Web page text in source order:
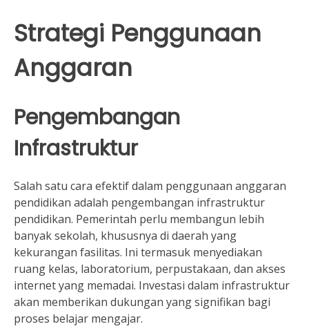
Strategi Penggunaan
Anggaran
Pengembangan
Infrastruktur
Salah satu cara efektif dalam penggunaan anggaran
pendidikan adalah pengembangan infrastruktur
pendidikan. Pemerintah perlu membangun lebih
banyak sekolah, khususnya di daerah yang
kekurangan fasilitas. Ini termasuk menyediakan
ruang kelas, laboratorium, perpustakaan, dan akses
internet yang memadai. Investasi dalam infrastruktur
akan memberikan dukungan yang signifikan bagi
proses belajar mengajar.